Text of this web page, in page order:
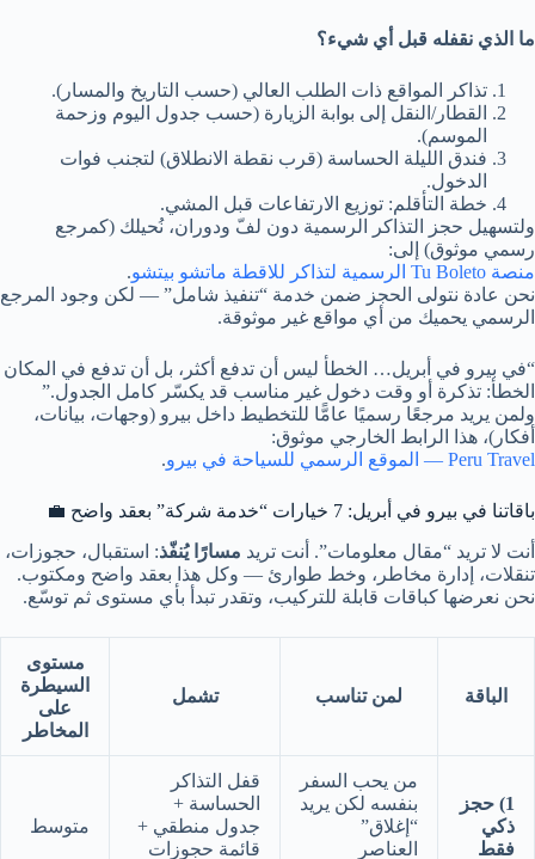
ما الذي نقفله قبل أي شيء؟
تذاكر المواقع ذات الطلب العالي (حسب التاريخ والمسار).
القطار/النقل إلى بوابة الزيارة (حسب جدول اليوم وزحمة
الموسم).
فندق الليلة الحساسة (قرب نقطة الانطلاق) لتجنب فوات
الدخول.
خطة التأقلم: توزيع الارتفاعات قبل المشي.
ولتسهيل حجز التذاكر الرسمية دون لفّ ودوران، نُحيلك (كمرجع
رسمي موثوق) إلى:
منصة Tu Boleto الرسمية لتذاكر للاقطة ماتشو بيتشو
.
نحن عادة نتولى الحجز ضمن خدمة “تنفيذ شامل” — لكن وجود المرجع
الرسمي يحميك من أي مواقع غير موثوقة.
“في بيرو في أبريل… الخطأ ليس أن تدفع أكثر، بل أن تدفع في المكان
الخطأ: تذكرة أو وقت دخول غير مناسب قد يكسّر كامل الجدول.”
ولمن يريد مرجعًا رسميًا عامًّا للتخطيط داخل بيرو (وجهات، بيانات،
أفكار)، هذا الرابط الخارجي موثوق:
Peru Travel — الموقع الرسمي للسياحة في بيرو
.
باقاتنا في بيرو في أبريل: 7 خيارات “خدمة شركة” بعقد واضح 💼
أنت لا تريد “مقال معلومات”. أنت تريد مسارًا يُنفّذ: استقبال، حجوزات،
تنقلات، إدارة مخاطر، وخط طوارئ — وكل هذا بعقد واضح ومكتوب.
نحن نعرضها كباقات قابلة للتركيب، وتقدر تبدأ بأي مستوى ثم توسّع.
الباقة لمن تناسب تشمل
مستوى
السيطرة
على
المخاطر
1) حجز
ذكي
فقط
من يحب السفر
بنفسه لكن يريد
“إغلاق”
العناصر
قفل التذاكر
الحساسة +
جدول منطقي +
قائمة حجوزات
متوسط